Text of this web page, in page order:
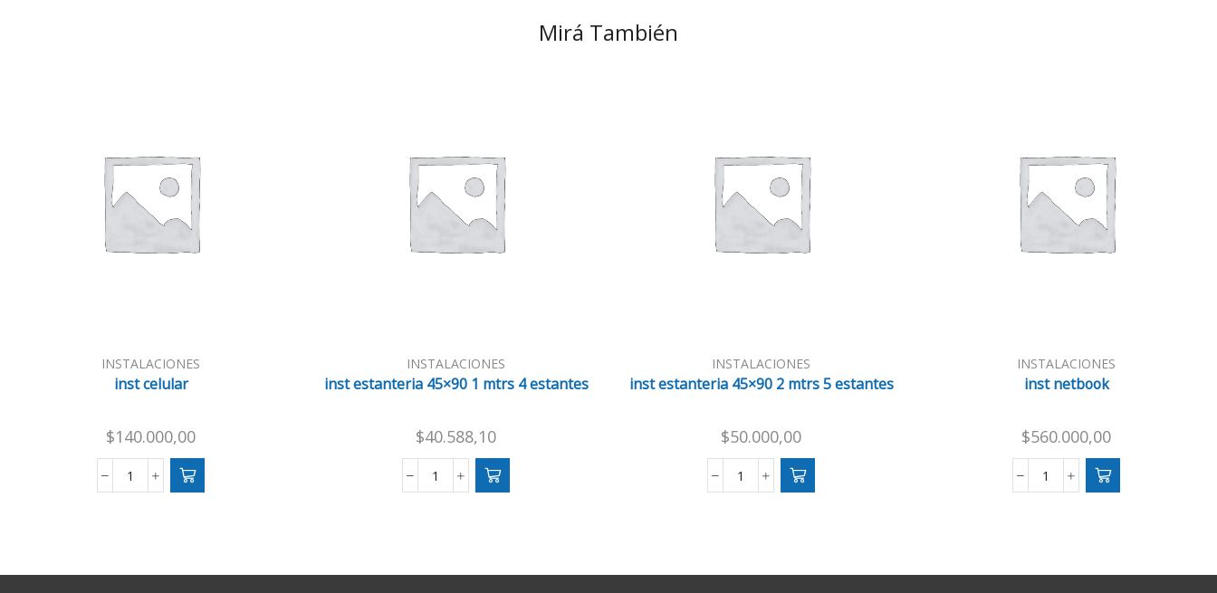
Mirá También
INSTALACIONES
inst celular
$140.000,00
inst
INSTALACIONES
inst estanteria 45×90 1 mtrs 4 estantes
$40.588,10
inst
4
INSTALACIONES
inst estanteria 45×90 2 mtrs 5 estantes
$50.000,00
inst
5
INSTALACIONES
inst netbook
$560.000,00
inst